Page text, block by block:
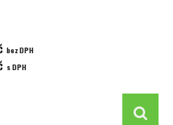
bez DPH
s DPH